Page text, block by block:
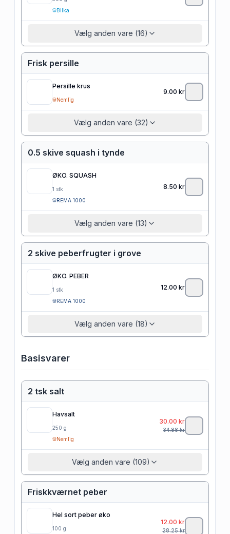
Bilka
Vælg anden vare (16)
Frisk persille
Persille krus
Nemlig
9.00 kr
Vælg anden vare (32)
0.5 skive squash i tynde
ØKO. SQUASH
1 stk
REMA 1000
8.50 kr
Vælg anden vare (13)
2 skive peberfrugter i grove
ØKO. PEBER
1 stk
REMA 1000
12.00 kr
Vælg anden vare (18)
Basisvarer
2 tsk salt
Havsalt
250 g
Nemlig
30.00 kr
34.88kr
Vælg anden vare (109)
Friskkværnet peber
Hel sort peber øko
100 g
12.00 kr
28.25kr